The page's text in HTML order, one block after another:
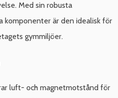
Med sin robusta
komponenter är den idealisk för
gymmiljöer.
luft- och magnetmotstånd för